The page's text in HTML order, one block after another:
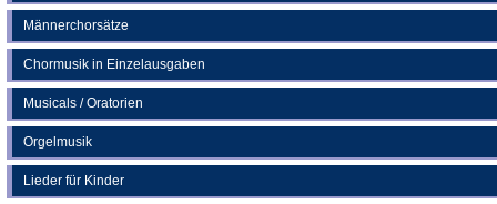
Männerchorsätze
Chormusik in Einzelausgaben
Musicals / Oratorien
Orgelmusik
Lieder für Kinder